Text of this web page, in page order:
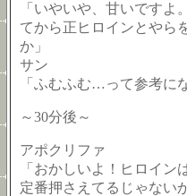
「いやいや、甘いです
てから正ヒロインとやら
か」
サン
「ふむふむ…って参考に
～30分後～
アポクリファ
「おかしいよ！ヒロイ
定番押さえてるじゃない